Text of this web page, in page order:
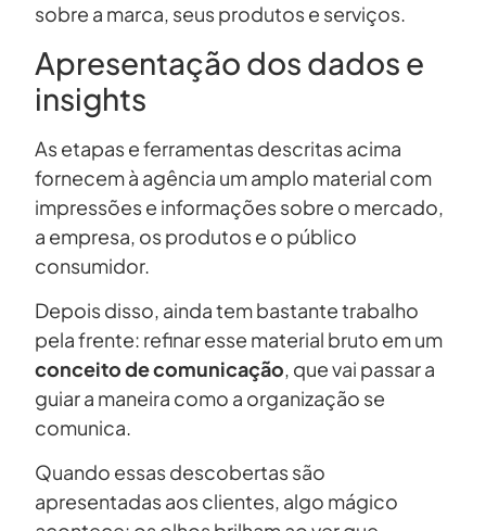
sobre a marca, seus produtos e serviços.
Apresentação dos dados e
insights
As etapas e ferramentas descritas acima
fornecem à agência um amplo material com
impressões e informações sobre o mercado,
a empresa, os produtos e o público
consumidor.
Depois disso, ainda tem bastante trabalho
pela frente: refinar esse material bruto em um
conceito de comunicação, que vai passar a
guiar a maneira como a organização se
comunica.
Quando essas descobertas são
apresentadas aos clientes, algo mágico